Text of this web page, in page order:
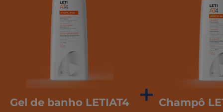
Gel de banho LETIAT4 + Champô